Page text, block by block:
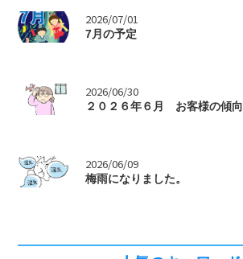
> 2026/07/01
7月の予定
> 2026/06/30
２０２６年６月 お客様の傾向
> 2026/06/09
梅雨になりました。